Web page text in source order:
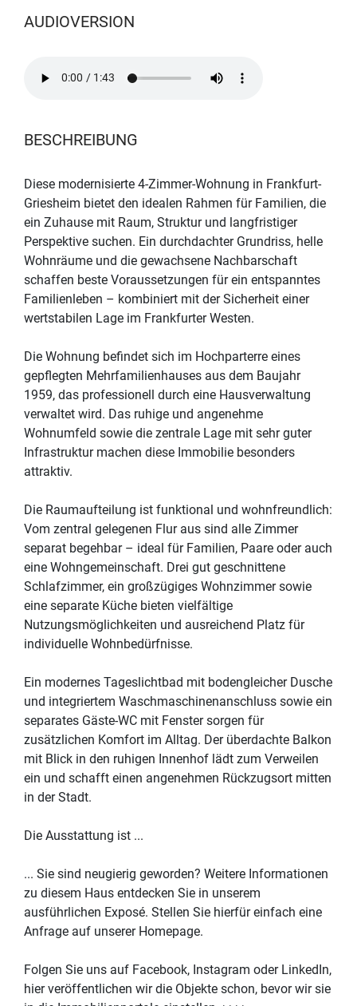
AUDIOVERSION
BESCHREIBUNG
Diese modernisierte 4-Zimmer-Wohnung in Frankfurt-
Griesheim bietet den idealen Rahmen für Familien, die
ein Zuhause mit Raum, Struktur und langfristiger
Perspektive suchen. Ein durchdachter Grundriss, helle
Wohnräume und die gewachsene Nachbarschaft
schaffen beste Voraussetzungen für ein entspanntes
Familienleben – kombiniert mit der Sicherheit einer
wertstabilen Lage im Frankfurter Westen.
Die Wohnung befindet sich im Hochparterre eines
gepflegten Mehrfamilienhauses aus dem Baujahr
1959, das professionell durch eine Hausverwaltung
verwaltet wird. Das ruhige und angenehme
Wohnumfeld sowie die zentrale Lage mit sehr guter
Infrastruktur machen diese Immobilie besonders
attraktiv.
Die Raumaufteilung ist funktional und wohnfreundlich:
Vom zentral gelegenen Flur aus sind alle Zimmer
separat begehbar – ideal für Familien, Paare oder auch
eine Wohngemeinschaft. Drei gut geschnittene
Schlafzimmer, ein großzügiges Wohnzimmer sowie
eine separate Küche bieten vielfältige
Nutzungsmöglichkeiten und ausreichend Platz für
individuelle Wohnbedürfnisse.
Ein modernes Tageslichtbad mit bodengleicher Dusche
und integriertem Waschmaschinenanschluss sowie ein
separates Gäste-WC mit Fenster sorgen für
zusätzlichen Komfort im Alltag. Der überdachte Balkon
mit Blick in den ruhigen Innenhof lädt zum Verweilen
ein und schafft einen angenehmen Rückzugsort mitten
in der Stadt.
Die Ausstattung ist ...
... Sie sind neugierig geworden? Weitere Informationen
zu diesem Haus entdecken Sie in unserem
ausführlichen Exposé. Stellen Sie hierfür einfach eine
Anfrage auf unserer Homepage.
Folgen Sie uns auf Facebook, Instagram oder LinkedIn,
hier veröffentlichen wir die Objekte schon, bevor wir sie